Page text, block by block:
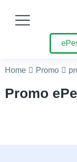
You are here:
Home Promo
Promo